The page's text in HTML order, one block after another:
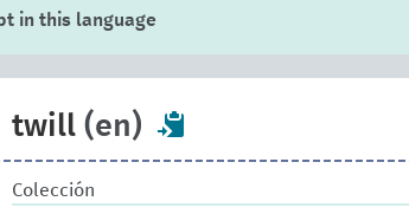
in this language
twill (en)
Colección